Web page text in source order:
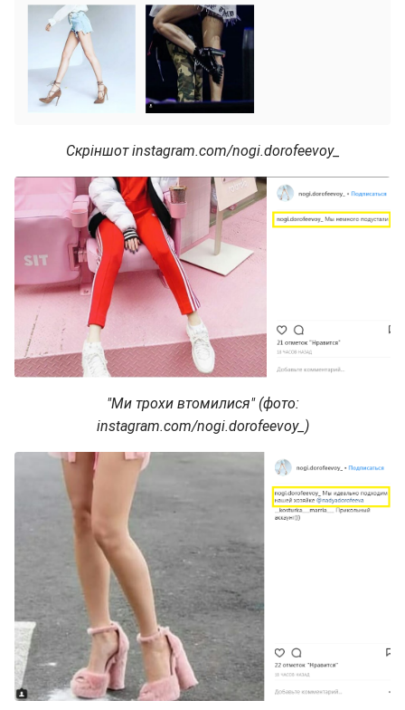
Скріншот instagram.com/nogi.dorofeevoy_
"Ми трохи втомилися" (фото:
instagram.com/nogi.dorofeevoy_)